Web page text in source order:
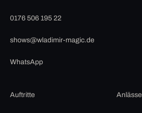
0176 506 195 22
shows@wladimir-magic.de
WhatsApp
Auftritte Anlässe